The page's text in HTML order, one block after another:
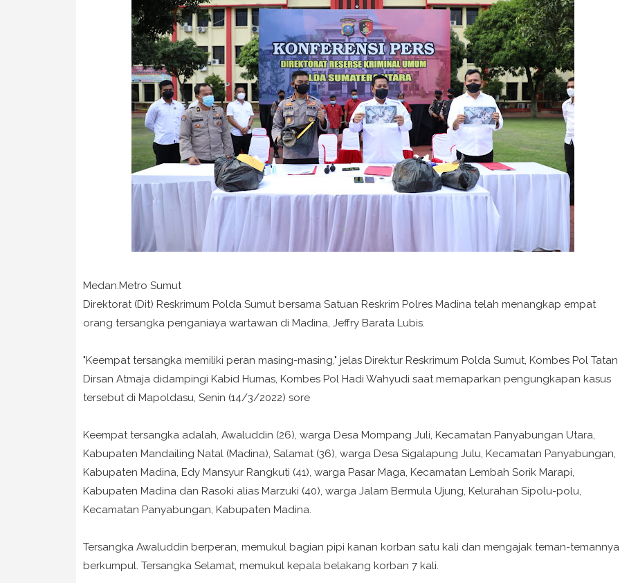
Medan.Metro Sumut
Direktorat (Dit) Reskrimum Polda Sumut bersama Satuan Reskrim Polres Madina telah menangkap empat
orang tersangka penganiaya wartawan di Madina, Jeffry Barata Lubis.
"Keempat tersangka memiliki peran masing-masing," jelas Direktur Reskrimum Polda Sumut, Kombes Pol Tatan
Dirsan Atmaja didampingi Kabid Humas, Kombes Pol Hadi Wahyudi saat memaparkan pengungkapan kasus
tersebut di Mapoldasu, Senin (14/3/2022) sore
Keempat tersangka adalah, Awaluddin (26), warga Desa Mompang Juli, Kecamatan Panyabungan Utara,
Kabupaten Mandailing Natal (Madina), Salamat (36), warga Desa Sigalapung Julu, Kecamatan Panyabungan,
Kabupaten Madina, Edy Mansyur Rangkuti (41), warga Pasar Maga, Kecamatan Lembah Sorik Marapi,
Kabupaten Madina dan Rasoki alias Marzuki (40), warga Jalam Bermula Ujung, Kelurahan Sipolu-polu,
Kecamatan Panyabungan, Kabupaten Madina.
Tersangka Awaluddin berperan, memukul bagian pipi kanan korban satu kali dan mengajak teman-temannya
berkumpul. Tersangka Selamat, memukul kepala belakang korban 7 kali.